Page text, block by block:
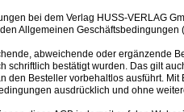
bei dem Verlag HUSS-VERLAG
Allgemeinen
abweichende oder ergänzende
schriftlich bestätigt wurden. Das gilt
den Besteller vorbehaltlos ausführt.
ausdrücklich und ohne